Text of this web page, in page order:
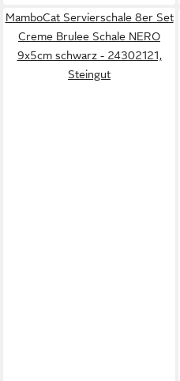
MamboCat Servierschale 8er Set
Creme Brulee Schale NERO
9x5cm schwarz - 24302121,
Steingut